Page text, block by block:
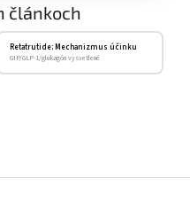
článkoch
Retatrutide: Mechanizmus účinku
GIP/GLP-1/glukagón vysvetlené